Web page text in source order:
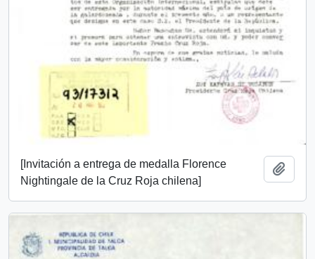
[Invitación a entrega de medalla Florence
Nightingale de la Cruz Roja chilena]